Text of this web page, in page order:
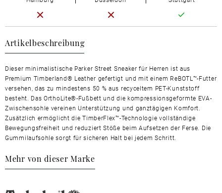
Artikelbeschreibung
Dieser minimalistische Parker Street Sneaker für Herren ist aus
Premium Timberland® Leather gefertigt und mit einem ReBOTL™-Futter
versehen, das zu mindestens 50 % aus recyceltem PET-Kunststoff
besteht. Das OrthoLite®-Fußbett und die kompressionsgeformte EVA-
Zwischensohle vereinen Unterstützung und ganztägigen Komfort.
Zusätzlich ermöglicht die TimberFlex™-Technologie vollständige
Bewegungsfreiheit und reduziert Stöße beim Aufsetzen der Ferse. Die
Gummilaufsohle sorgt für sicheren Halt bei jedem Schritt.
Mehr von dieser Marke